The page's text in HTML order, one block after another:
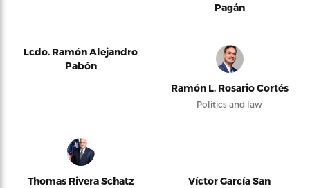
Pagán
Lcdo. Ramón Alejandro
Pabón
Ramón L. Rosario Cortés
Politics and law
Thomas Rivera Schatz
Víctor García San